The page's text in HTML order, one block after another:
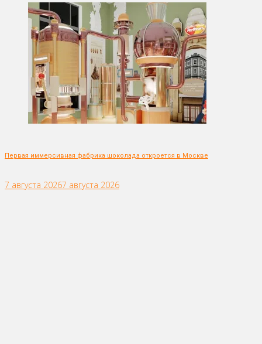
Первая иммерсивная фабрика шоколада откроется в Москве
7 августа 20267 августа 2026